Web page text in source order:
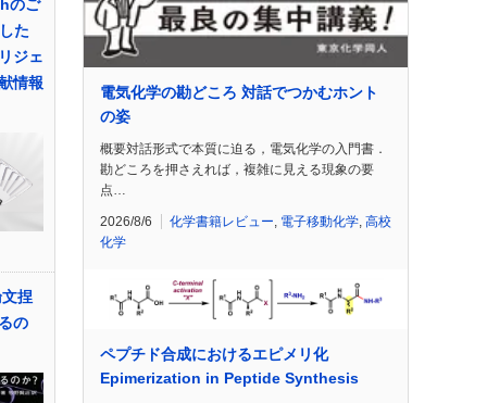
のご
た
ジェ
情報
捏
の
電気化学の勘どころ 対話でつかむホント
の姿
概要対話形式で本質に迫る，電気化学の入門書．
勘どころを押さえれば，複雑に見える現象の要
点…
2026/8/6 化学書籍レビュー 電子移動化学 高校
化学
ペプチド合成におけるエピメリ化
Epimerization in Peptide Synthesis